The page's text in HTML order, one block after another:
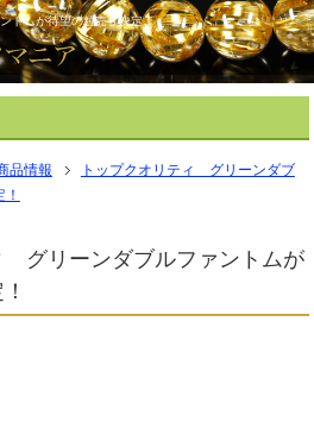
トムが待望の粒売り決定！
品情報
トップクオリティ グリーンダブ
グリーンダブルファントムが